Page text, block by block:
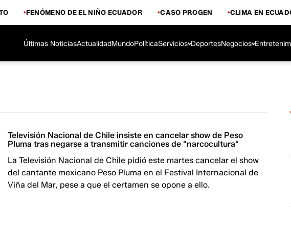
FENÓMENO DE EL NIÑO ECUADOR CASO PROGEN CLIMA EN
Últimas NoticiasActualidadMundoPolíticaServicios DeportesNegocios
Televisión Nacional de Chile insiste en cancelar show de Peso
Pluma tras negarse a transmitir canciones de "narcocultura"
La Televisión Nacional de Chile pidió este martes cancelar el show
del cantante mexicano Peso Pluma en el Festival Internacional de
Viña del Mar, pese a que el certamen se opone a ello.